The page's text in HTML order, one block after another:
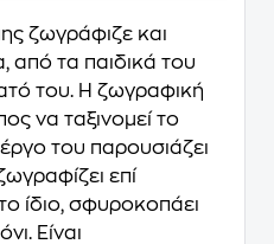
ζωγράφιζε και
από τα παιδικά του
του. Η ζωγραφική
να ταξινομεί το
του παρουσιάζει
επί
ίδιο, σφυροκοπάει
Είναι